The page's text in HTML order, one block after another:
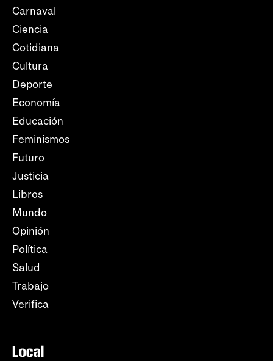
Carnaval
Ciencia
Cotidiana
Cultura
Deporte
Economía
Educación
Feminismos
Futuro
Justicia
Libros
Mundo
Opinión
Política
Salud
Trabajo
Verifica
Local